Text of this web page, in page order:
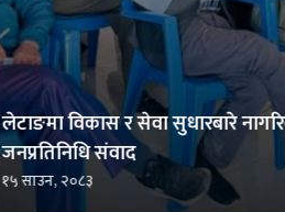
लेटाङमा विकास र सेवा सुधारबारे
जनप्रतिनिधि संवाद
१५ साउन, २०८३